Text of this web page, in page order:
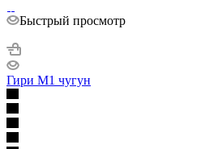
Быстрый просмотр
Гири М1 чугун